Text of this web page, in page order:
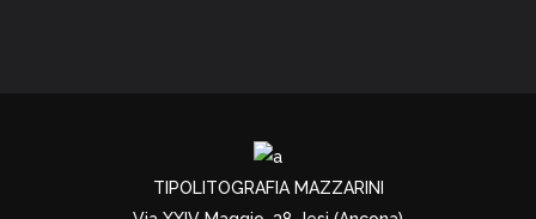
TIPOLITOGRAFIA MAZZARINI